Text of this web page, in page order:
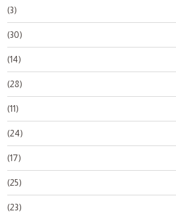
(3)
(30)
(14)
(28)
(11)
(24)
(17)
(25)
(23)